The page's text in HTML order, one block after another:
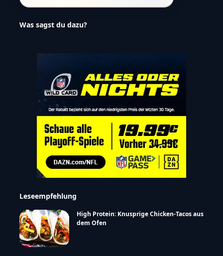
Was sagst du dazu?
Leseempfehlung
High Protein: Knusprige Chicken-Tacos aus
dem Ofen